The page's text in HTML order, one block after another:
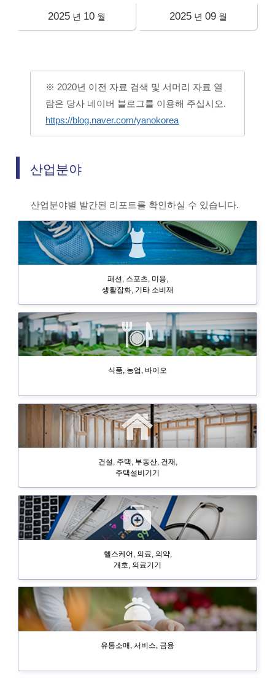
2025년 10월 2025년 09월
※ 2020년 이전 자료 검색 및 서머리 자료 열
람은 당사 네이버 블로그를 이용해 주십시오.
https://blog.naver.com/yanokorea
산업분야
산업분야별 발간된 리포트를 확인하실 수 있습니다.
패션, 스포츠, 미용,
생활잡화, 기타 소비재
식품, 농업, 바이오
건설, 주택, 부동산, 건재,
주택설비기기
헬스케어, 의료, 의약,
개호, 의료기기
유통소매, 서비스, 금융